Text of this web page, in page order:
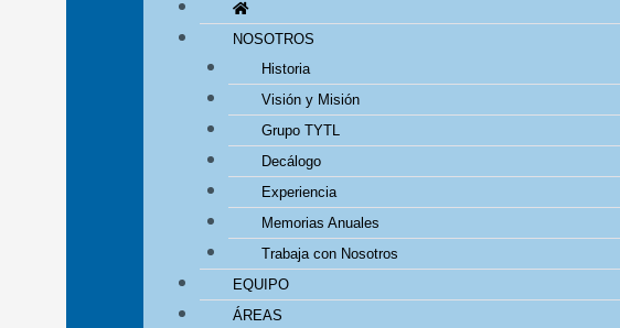
NOSOTROS
Historia
Visión y Misión
Grupo TYTL
Decálogo
Experiencia
Memorias Anuales
Trabaja con Nosotros
EQUIPO
ÁREAS